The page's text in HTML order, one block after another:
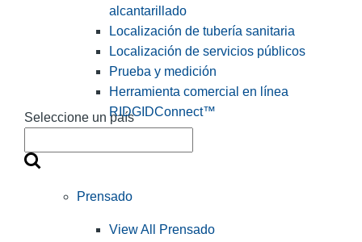
Seleccione un país
alcantarillado
Localización de tubería sanitaria
Localización de servicios públicos
Prueba y medición
Herramienta comercial en línea
RIDGIDConnect™
Prensado
View All Prensado